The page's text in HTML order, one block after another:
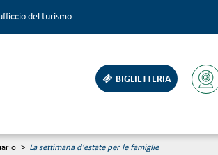
del turismo
BIGLIETTERIA
> La settimana d'estate per le famiglie